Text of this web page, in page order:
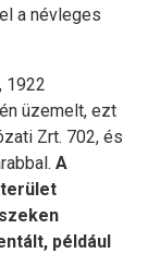
a névleges
1922
üzemelt, ezt
Zrt. 702, és
A
például